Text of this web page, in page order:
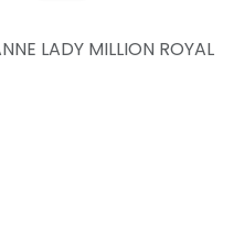
LADY MILLION ROYAL